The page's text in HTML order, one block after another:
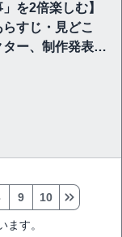
を2倍楽しむ】
すじ・見どこ
ー、制作発表会
ます。
9 10